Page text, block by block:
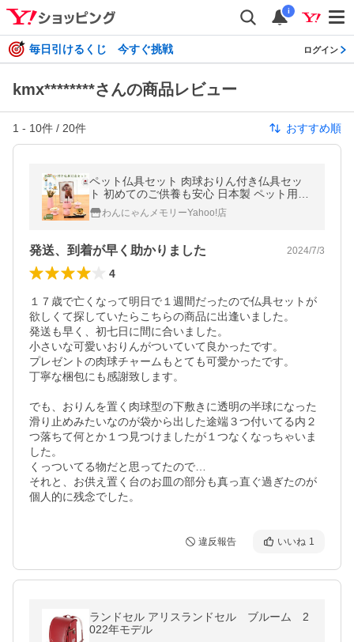
i
毎日引けるくじ 今すぐ挑戦 ログイン
kmx********さんの商品レビュー
1 - 10件 / 20件 おすすめ順
ペット仏具セット 肉球おりん付き仏具セッ
ト 初めてのご供養も安心 日本製 ペット用仏
具 かわいい ピンク ブルー
わんにゃんメモリーYahoo!店
発送、到着が早く助かりました 2024/7/3
4
１７歳で亡くなって明日で１週間だったので仏具セットが
欲しくて探していたらこちらの商品に出逢いました。
発送も早く、初七日に間に合いました。
小さいな可愛いおりんがついていて良かったです。
プレゼントの肉球チャームもとても可愛かったです。
丁寧な梱包にも感謝致します。
でも、おりんを置く肉球型の下敷きに透明の半球になった
滑り止めみたいなのが袋から出した途端３つ付いてる内２
つ落ちて何とか１つ見つけましたが１つなくなっちゃいま
した。
くっついてる物だと思ってたので…
それと、お供え置く台のお皿の部分も真っ直ぐ過ぎたのが
個人的に残念でした。
違反報告 いいね 1
ランドセル アリスランドセル ブルーム 2
022年モデル